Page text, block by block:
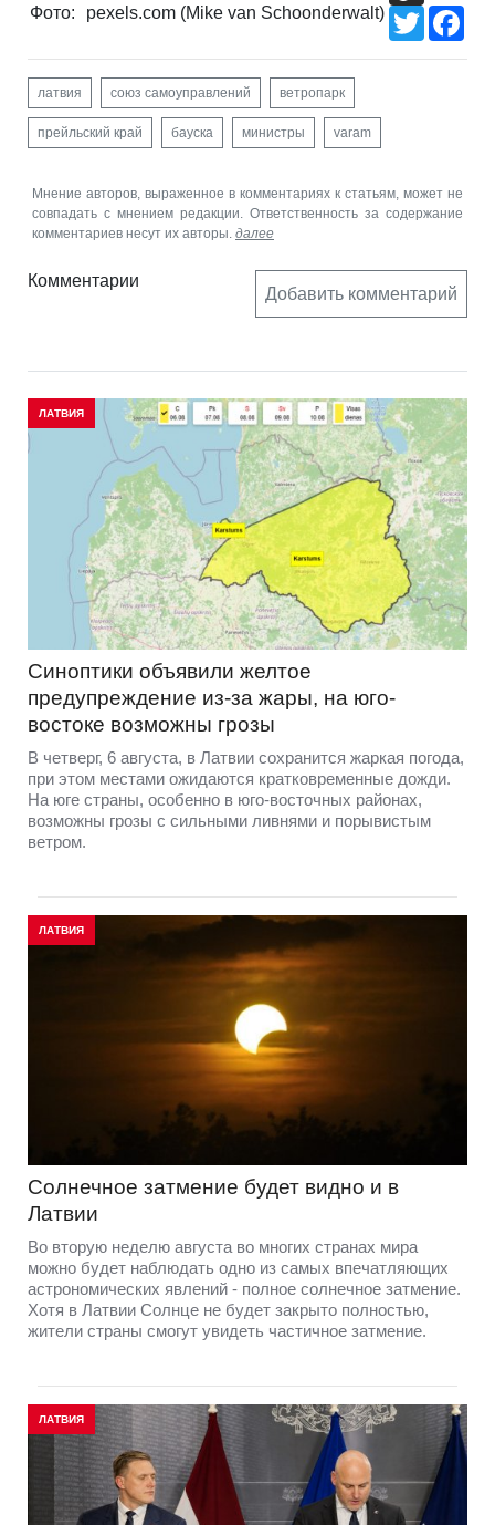
Фото:
pexels.com (Mike van Schoonderwalt)
Twitter
латвия союз самоуправлений ветропарк
прейльский край бауска министры varam
Мнение авторов, выраженное в комментариях к статьям, может не
совпадать с мнением редакции. Ответственность за содержание
комментариев несут их авторы. далее
Комментарии
Добавить комментарий
ЛАТВИЯ
Синоптики объявили желтое
предупреждение из-за жары, на юго-
востоке возможны грозы
В четверг, 6 августа, в Латвии сохранится жаркая погода,
при этом местами ожидаются кратковременные дожди.
На юге страны, особенно в юго-восточных районах,
возможны грозы с сильными ливнями и порывистым
ветром.
ЛАТВИЯ
Солнечное затмение будет видно и в
Латвии
Во вторую неделю августа во многих странах мира
можно будет наблюдать одно из самых впечатляющих
астрономических явлений - полное солнечное затмение.
Хотя в Латвии Солнце не будет закрыто полностью,
жители страны смогут увидеть частичное затмение.
ЛАТВИЯ